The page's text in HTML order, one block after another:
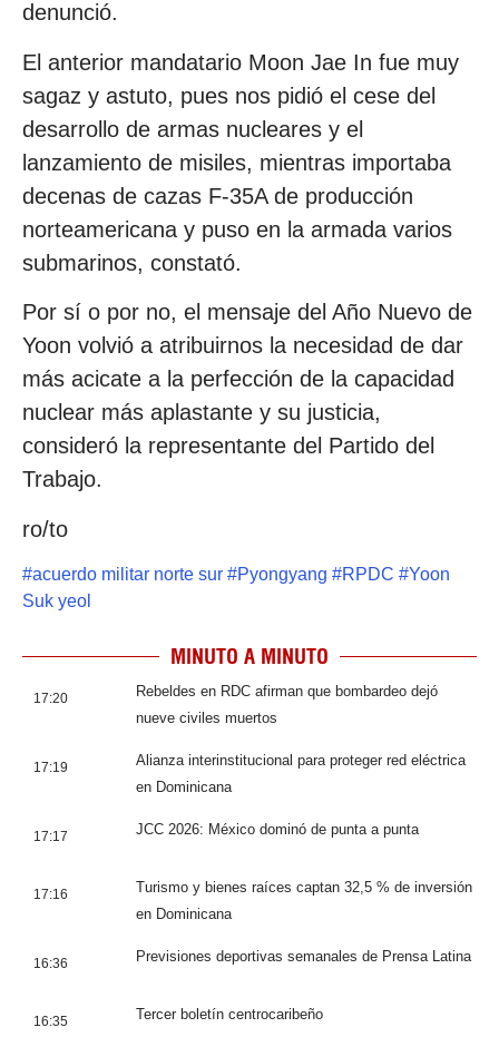
denunció.
El anterior mandatario Moon Jae In fue muy
sagaz y astuto, pues nos pidió el cese del
desarrollo de armas nucleares y el
lanzamiento de misiles, mientras importaba
decenas de cazas F-35A de producción
norteamericana y puso en la armada varios
submarinos, constató.
Por sí o por no, el mensaje del Año Nuevo de
Yoon volvió a atribuirnos la necesidad de dar
más acicate a la perfección de la capacidad
nuclear más aplastante y su justicia,
consideró la representante del Partido del
Trabajo.
ro/to
#acuerdo militar norte sur #Pyongyang #RPDC #Yoon
Suk yeol
MINUTO A MINUTO
17:20
Rebeldes en RDC afirman que bombardeo dejó
nueve civiles muertos
17:19
Alianza interinstitucional para proteger red eléctrica
en Dominicana
17:17 JCC 2026: México dominó de punta a punta
17:16
Turismo y bienes raíces captan 32,5 % de inversión
en Dominicana
16:36 Previsiones deportivas semanales de Prensa Latina
16:35 Tercer boletín centrocaribeño